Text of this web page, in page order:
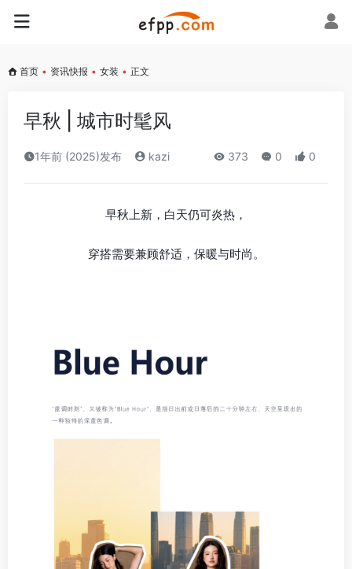
首页 • 资讯快报 • 女装 • 正文
早秋 | 城市时髦风
1年前 (2025)发布 kazi 373 0 0
早秋上新，白天仍可炎热，
穿搭需要兼顾舒适，保暖与时尚。